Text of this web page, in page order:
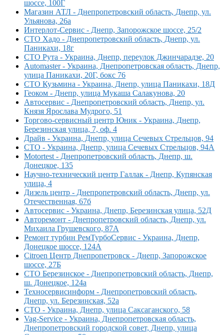
шоссе, 100Г
Магазин АТЛ - Днепропетровский область, Днепр, ул.
Ульянова, 26а
Интерлот-Сервис - Днепр, Запорожское шоссе, 25/2
СТО Хадо - Днепропетровский область, Днепр, ул.
Паникахи, 18г
СТО Рута - Украина, Днепр, переулок Джинчарадзе, 20
Automaster - Украина, Днепропетровская область, Днепр,
улица Паникахи, 20Г, бокс 76
СТО Кузьмина - Украина, Днепр, улица Паникахи, 18Д
Геоком - Днепр, улица Мукаша Салакунова, 20
Автосервис - Днепропетровский область, Днепр, ул.
Князя Ярослава Мудрого, 51
Торгово-сервисный центр Юник - Украина, Днепр,
Березинская улица, 7, оф. 4
Драйв - Украина, Днепр, улица Сечевых Стрельцов, 94
СТО - Украина, Днепр, улица Сечевых Стрельцов, 94А
Motortest - Днепропетровский область, Днепр, ш.
Донецкое, 135
Научно-технический центр Галлак - Днепр, Купянская
улица, 4
Дизель центр - Днепропетровский область, Днепр, ул.
Отечественная, 67б
Автосервис - Украина, Днепр, Березинская улица, 52Д
Авторемонт - Днепропетровский область, Днепр, ул.
Михаила Грушевского, 87А
Ремонт турбин РемТурбоСервис - Украина, Днепр,
Донецкое шоссе, 124А
Citroen Центр Днепропетровск - Днепр, Запорожское
шоссе, 27Б
СТО Березинское - Днепропетровский область, Днепр,
ш. Донецкое, 124а
Техносервисинформ - Днепропетровский область,
Днепр, ул. Березинская, 52а
СТО - Украина, Днепр, улица Саксаганского, 58
Vag-Service - Украина, Днепропетровская область,
Днепропетровский городской совет, Днепр, улица